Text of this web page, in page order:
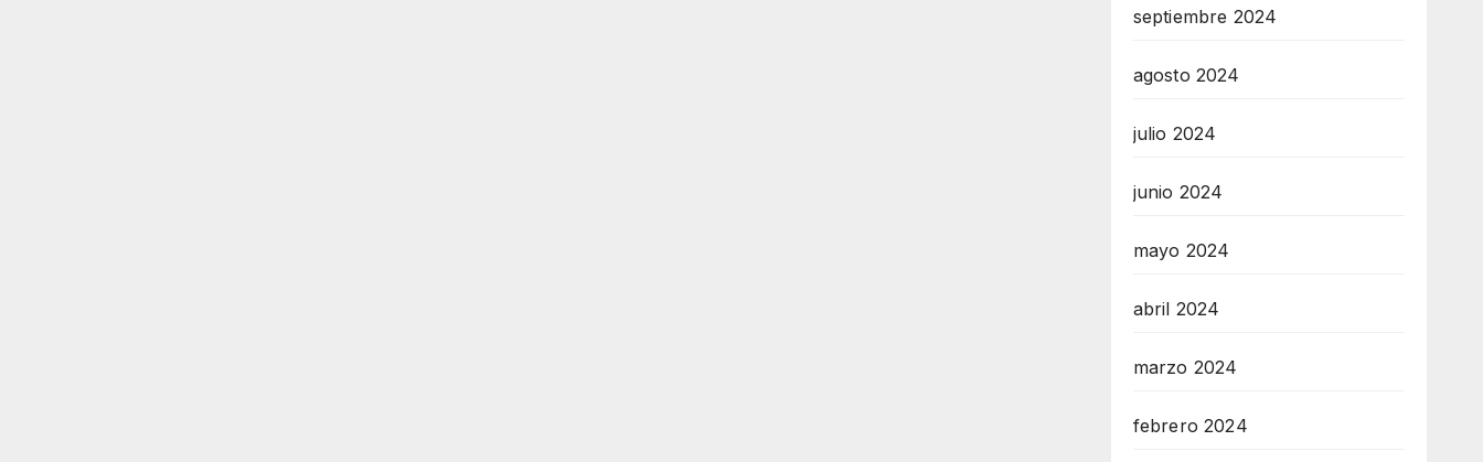
septiembre 2024
agosto 2024
julio 2024
junio 2024
mayo 2024
abril 2024
marzo 2024
febrero 2024